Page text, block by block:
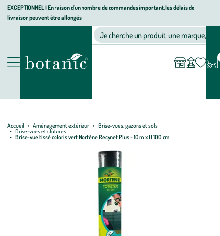
Aller
Aller
au
Aller
au
page
EXCEPTIONNEL I En raison d'un nombre de commandes important, les délais de
livraison peuvent être allongés.
Nos produits
Jardinerie écologique, animalerie, décoration, alimentation bio
Je cherche un produit, une marque, un
compte
Accueil Aménagement extérieur
Brise-vues, gazons et sols
Brise-vues et clôtures
Brise-vue tissé coloris vert Nortène Recynet Plus - 10 m x H 100 cm